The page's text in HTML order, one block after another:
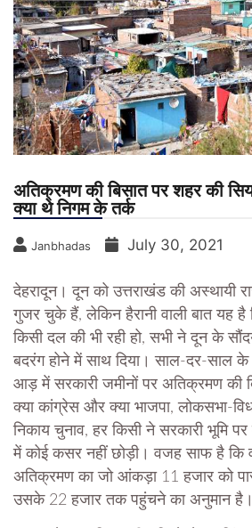
अतिक्रमण की बिसात पर शहर की
क्या थे निगम के तर्क
Janbhadas July 30, 2021
देहरादून। दून को उत्तराखंड की अस्थायी
गुजर चुके हैं, लेकिन हैरानी वाली बात यह
किसी दल की भी रही हो, सभी ने दून के
बदरंग होने में साथ दिया। साल-दर-साल के
आड़ में सरकारी जमीनों पर अतिक्रमण की
क्या कांग्रेस और क्या भाजपा, लोकसभा-
निकाय चुनाव, हर किसी ने सरकारी भूमि
में कोई कसर नहीं छोड़ी। वजह साफ है कि
अतिक्रमण का जो आंकड़ा 11 हजार को
उसके 22 हजार तक पहुंचने का अनुमान है।